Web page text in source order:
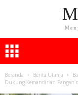
Beranda Berita Utama
Dukung Kemandirian Pangan